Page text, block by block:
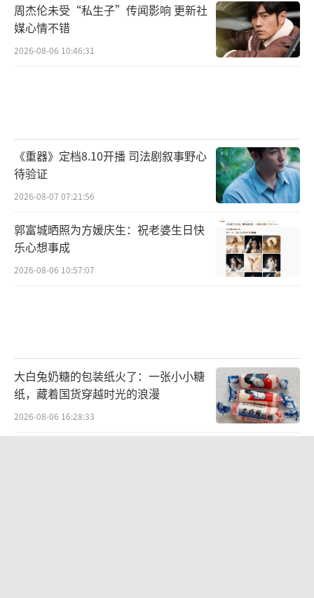
周杰伦未受“私生子”传闻影响 更新社
媒心情不错
2026-08-06 10:46:31
《重器》定档8.10开播 司法剧叙事野心
待验证
2026-08-07 07:21:56
郭富城晒照为方媛庆生：祝老婆生日快
乐心想事成
2026-08-06 10:57:07
大白兔奶糖的包装纸火了：一张小小糖
纸，藏着国货穿越时光的浪漫
2026-08-06 16:28:33